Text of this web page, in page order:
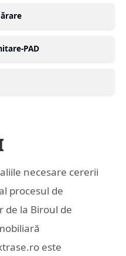
PAD
necesare cererii
procesul de
de la Biroul de
este